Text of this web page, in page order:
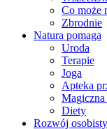
Co może
Zbrodnie
Natura pomaga
Uroda
Terapie
Joga
Apteka
Diety
Rozwój osobisty